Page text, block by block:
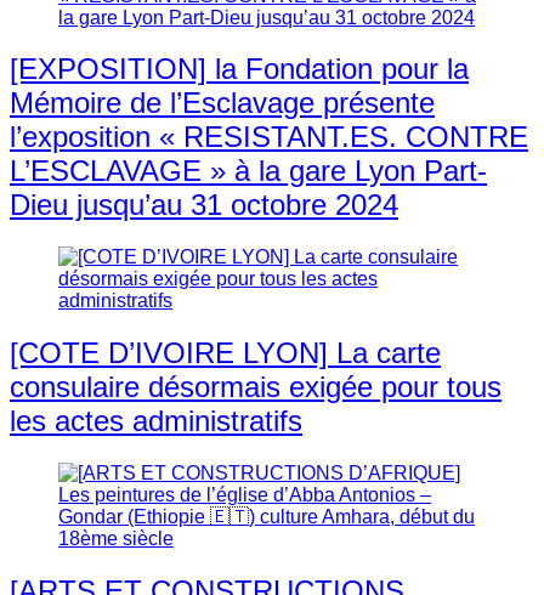
[EXPOSITION] la Fondation pour la
Mémoire de l’Esclavage présente
l’exposition « RESISTANT.ES. CONTRE
L’ESCLAVAGE » à la gare Lyon Part-
Dieu jusqu’au 31 octobre 2024
[COTE D’IVOIRE LYON] La carte
consulaire désormais exigée pour tous
les actes administratifs